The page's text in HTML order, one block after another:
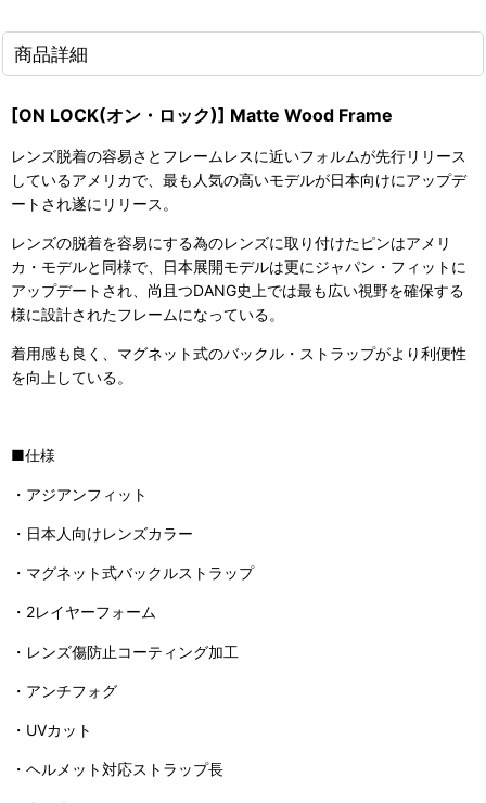
商品詳細
[ON LOCK(オン・ロック)] Matte Wood Frame
レンズ脱着の容易さとフレームレスに近いフォルムが先行リリース
しているアメリカで、最も人気の高いモデルが日本向けにアップデ
ートされ遂にリリース。
レンズの脱着を容易にする為のレンズに取り付けたピンはアメリ
カ・モデルと同様で、日本展開モデルは更にジャパン・フィットに
アップデートされ、尚且つDANG史上では最も広い視野を確保する
様に設計されたフレームになっている。
着用感も良く、マグネット式のバックル・ストラップがより利便性
を向上している。
■仕様
・アジアンフィット
・日本人向けレンズカラー
・マグネット式バックルストラップ
・2レイヤーフォーム
・レンズ傷防止コーティング加工
・アンチフォグ
・UVカット
・ヘルメット対応ストラップ長